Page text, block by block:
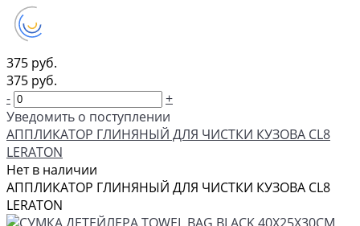
375 руб.
375 руб.
-
+
Уведомить о поступлении
АППЛИКАТОР ГЛИНЯНЫЙ ДЛЯ ЧИСТКИ КУЗОВА CL8
LERATON
Нет в наличии
АППЛИКАТОР ГЛИНЯНЫЙ ДЛЯ ЧИСТКИ КУЗОВА CL8
LERATON